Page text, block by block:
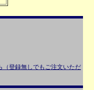
（登録無しでもご注文いただ